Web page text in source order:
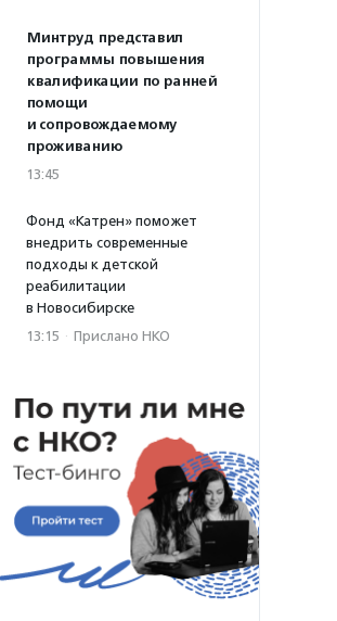
Минтруд представил
программы повышения
квалификации по ранней
помощи
и сопровождаемому
проживанию
13:45
Фонд «Катрен» поможет
внедрить современные
подходы к детской
реабилитации
в Новосибирске
13:15 · Прислано НКО